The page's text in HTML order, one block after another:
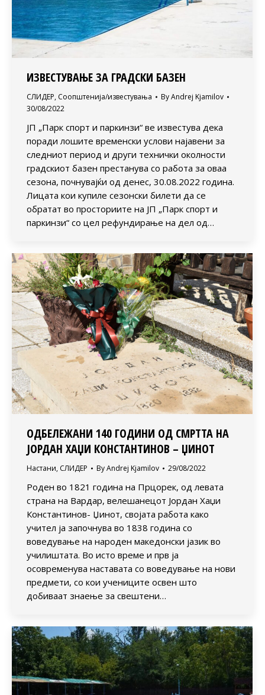
ИЗВЕСТУВАЊЕ ЗА ГРАДСКИ БАЗЕН
СЛИДЕР, Соопштенија/известувања ByAndrej Kjamilov
30/08/2022
ЈП „Парк спорт и паркинзи“ ве известува дека
поради лошите временски услови најавени за
следниот период и други технички околности
градскиот базен престанува со работа за оваа
сезона, почнувајќи од денес, 30.08.2022 година.
Лицата кои купиле сезонски билети да се
обратат во просториите на ЈП „Парк спорт и
паркинзи“ со цел рефундирање на дел од…
ОДБЕЛЕЖАНИ 140 ГОДИНИ ОД СМРТТА НА
ЈОРДАН ХАЏИ КОНСТАНТИНОВ – ЏИНОТ
Настани, СЛИДЕР ByAndrej Kjamilov 29/08/2022
Роден во 1821 година на Прцорек, од левата
страна на Вардар, велешанецот Јордан Хаџи
Константинов- Џинот, својата работа како
учител ја започнува во 1838 година со
воведување на народен македонски јазик во
училиштата. Во исто време и прв ја
осовременува наставата со воведување на нови
предмети, со кои учениците освен што
добиваат знаење за свештени…